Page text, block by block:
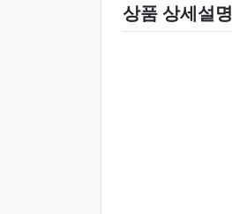
상품 상세설명